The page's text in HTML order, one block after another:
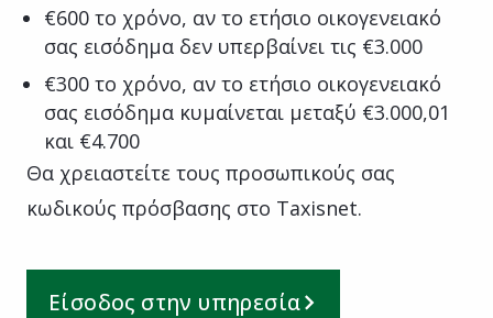
€600 το χρόνο, αν το ετήσιο οικογενειακό
σας εισόδημα δεν υπερβαίνει τις €3.000
€300 το χρόνο, αν το ετήσιο οικογενειακό
σας εισόδημα κυμαίνεται μεταξύ €3.000,01
και €4.700
Θα χρειαστείτε τους προσωπικούς σας
κωδικούς πρόσβασης στο Taxisnet.
Είσοδος στην υπηρεσία